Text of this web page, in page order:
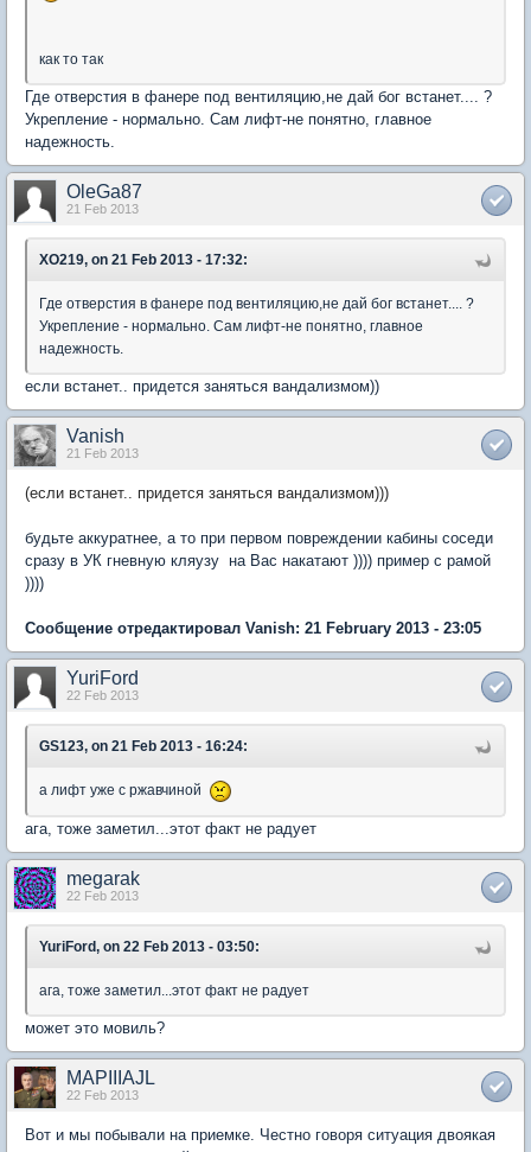
как то так
Где отверстия в фанере под вентиляцию,не дай бог встанет.... ?
Укрепление - нормально. Сам лифт-не понятно, главное
надежность.
OleGa87
21 Feb 2013
XO219, on 21 Feb 2013 - 17:32:
Где отверстия в фанере под вентиляцию,не дай бог встанет.... ?
Укрепление - нормально. Сам лифт-не понятно, главное
надежность.
если встанет.. придется заняться вандализмом))
Vanish
21 Feb 2013
(если встанет.. придется заняться вандализмом)))
будьте аккуратнее, а то при первом повреждении кабины соседи
сразу в УК гневную кляузу на Вас накатают )))) пример с рамой
))))
Сообщение отредактировал Vanish: 21 February 2013 - 23:05
YuriFord
22 Feb 2013
GS123, on 21 Feb 2013 - 16:24:
а лифт уже с ржавчиной
ага, тоже заметил...этот факт не радует
megarak
22 Feb 2013
YuriFord, on 22 Feb 2013 - 03:50:
ага, тоже заметил...этот факт не радует
может это мовиль?
MAPIIIAJL
22 Feb 2013
Вот и мы побывали на приемке. Честно говоря ситуация двоякая